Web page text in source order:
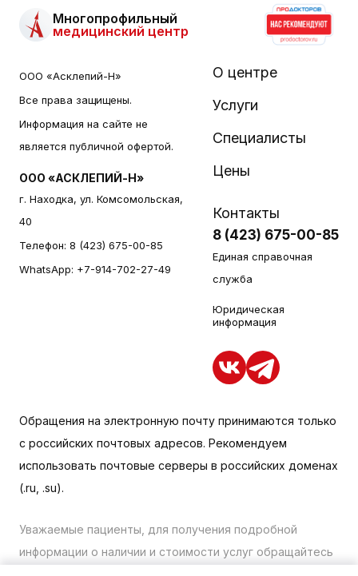
Многопрофильный
медицинский центр
ООО «Асклепий-Н»
Все права защищены.
Информация на сайте не
является публичной офертой.
ООО «АСКЛЕПИЙ-Н»
г. Находка, ул. Комсомольская,
40
Телефон: 8 (423) 675-00-85
WhatsApp: +7-914-702-27-49
О центре
Услуги
Специалисты
Цены
Контакты
8 (423) 675-00-85
Единая справочная
служба
Юридическая
информация
Обращения на электронную почту принимаются только
с российских почтовых адресов. Рекомендуем
использовать почтовые серверы в российских доменах
(.ru, .su).
Уважаемые пациенты, для получения подробной
информации о наличии и стоимости услуг обращайтесь